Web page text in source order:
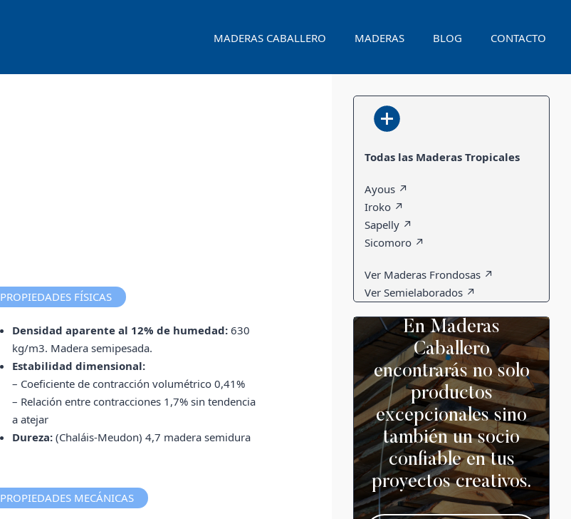
MADERAS CABALLERO MADERAS BLOG CONTACTO
PROPIEDADES FÍSICAS
Densidad aparente al 12% de humedad: 630
kg/m3. Madera semipesada.
Estabilidad dimensional:
– Coeficiente de contracción volumétrico 0,41%
– Relación entre contracciones 1,7% sin tendencia
a atejar
Dureza: (Chaláis-Meudon) 4,7 madera semidura
PROPIEDADES MECÁNICAS
Todas las Maderas Tropicales
Ayous ↗
Iroko ↗
Sapelly ↗
Sicomoro ↗
Ver Maderas Frondosas ↗
Ver Semielaborados ↗
En Maderas
Caballero
encontrarás no solo
productos
excepcionales sino
también un socio
confiable en tus
proyectos creativos.